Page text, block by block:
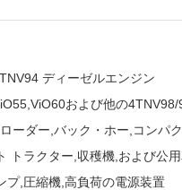
ディーゼルエンジン
および他の
ーダー,バック・ホー,コンパ
トラクター,収穫機,および公
プ,圧縮機,高負荷の電源装置